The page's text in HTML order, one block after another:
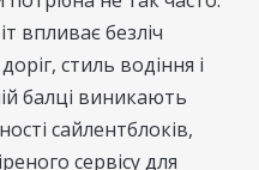
впливає безліч
стиль водіння і
балці виникають
сайлентблоків,
сервісу для